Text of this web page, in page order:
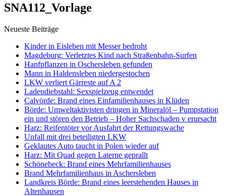
SNA112_Vorlage
Neueste Beiträge
Kinder in Eisleben mit Messer bedroht
Magdeburg: Verletztes Kind nach Straßenbahn-Surfen
Hanfpflanzen in Oschersleben gefunden
Mann in Haldensleben niedergestochen
LKW verliert Gärreste auf A 2
Ladendiebstahl: Sexspielzeug entwendet
Calvörde: Brand eines Einfamilienhauses in Klüden
Börde: Umweltaktivisten dringen in Mineralöl – Pumpstation
ein und stören den Betrieb – Hoher Sachschaden v erursacht
Harz: Reifentöter vor Ausfahrt der Rettungswache
Unfall mit drei beteiligten LKW
Geklautes Auto taucht in Polen wieder auf
Harz: Mit Quad gegen Laterne geprallt
Schönebeck: Brand eines Mehrfamilienhauses
Brand Mehrfamilienhaus in Aschersleben
Landkreis Börde: Brand eines leerstehenden Hauses in
Altenhausen